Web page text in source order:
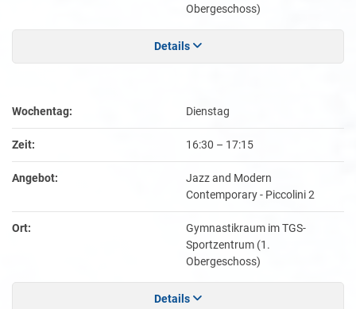
Obergeschoss)
Details
Wochentag: Dienstag
Zeit: 16:30 – 17:15
Angebot:
Jazz and Modern
Contemporary - Piccolini 2
Ort:
Gymnastikraum im TGS-
Sportzentrum (1.
Obergeschoss)
Details